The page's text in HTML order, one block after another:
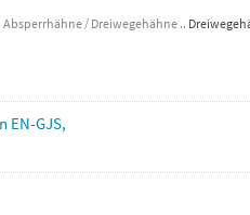
Absperrhähne / Dreiwegehähne
EN-GJS,